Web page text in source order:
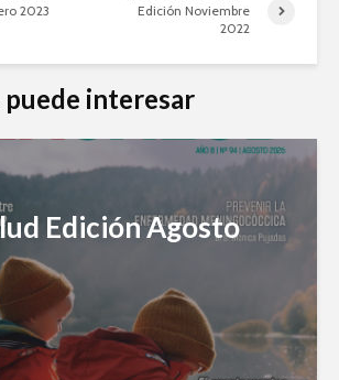
2023
Edición Noviembre
2022
puede interesar
Edición Agosto